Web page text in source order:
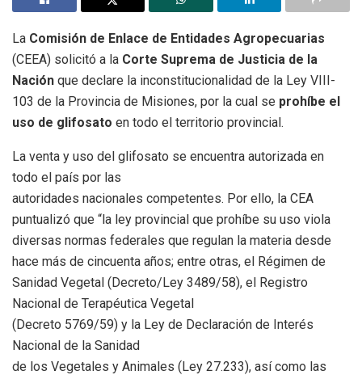
La Comisión de Enlace de Entidades Agropecuarias
(CEEA) solicitó a la Corte Suprema de Justicia de la
Nación que declare la inconstitucionalidad de la Ley VIII-
103 de la Provincia de Misiones, por la cual se prohíbe el
uso de glifosato en todo el territorio provincial.
La venta y uso del glifosato se encuentra autorizada en
todo el país por las
autoridades nacionales competentes. Por ello, la CEA
puntualizó que “la ley provincial que prohíbe su uso viola
diversas normas federales que regulan la materia desde
hace más de cincuenta años; entre otras, el Régimen de
Sanidad Vegetal (Decreto/Ley 3489/58), el Registro
Nacional de Terapéutica Vegetal
(Decreto 5769/59) y la Ley de Declaración de Interés
Nacional de la Sanidad
de los Vegetales y Animales (Ley 27.233), así como las